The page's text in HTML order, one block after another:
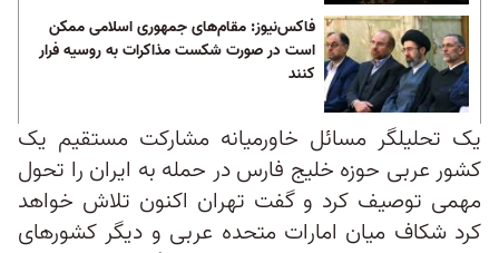
فاکس‌نیوز: مقام‌های جمهوری اسلامی ممکن
است در صورت شکست مذاکرات به روسیه فرار
کنند
یک تحلیلگر مسائل خاورمیانه مشارکت مستقیم یک
کشور عربی حوزه خلیج فارس در حمله به ایران را تحول
مهمی توصیف کرد و گفت تهران اکنون تلاش خواهد
کرد شکاف میان امارات متحده عربی و دیگر کشورهای